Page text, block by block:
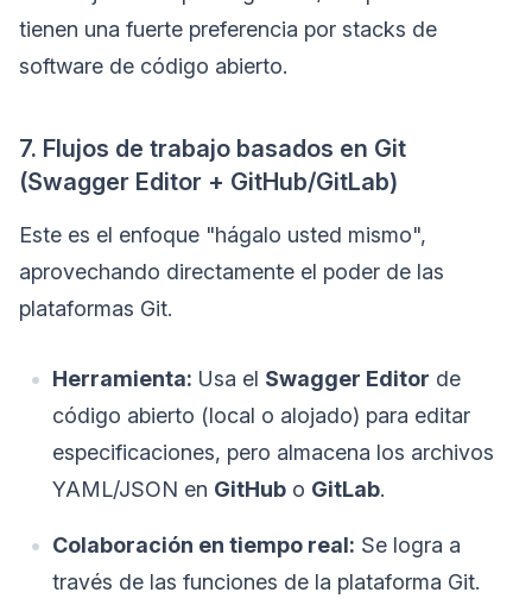
tienen una fuerte preferencia por stacks de
software de código abierto.
7. Flujos de trabajo basados en Git
(Swagger Editor + GitHub/GitLab)
Este es el enfoque "hágalo usted mismo",
aprovechando directamente el poder de las
plataformas Git.
Herramienta: Usa el Swagger Editor de
código abierto (local o alojado) para editar
especificaciones, pero almacena los archivos
YAML/JSON en GitHub o GitLab.
Colaboración en tiempo real: Se logra a
través de las funciones de la plataforma Git.